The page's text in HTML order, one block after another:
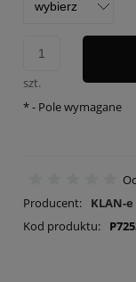
szt.
*- Pole wymagane
Producent:
KLAN-e
Kod produktu: